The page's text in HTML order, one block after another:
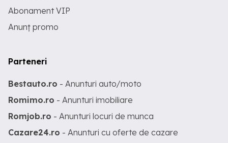
Abonament VIP
Anunț promo
Parteneri
Bestauto.ro - Anunturi auto/moto
Romimo.ro - Anunturi imobiliare
Romjob.ro - Anunturi locuri de munca
Cazare24.ro - Anunturi cu oferte de cazare